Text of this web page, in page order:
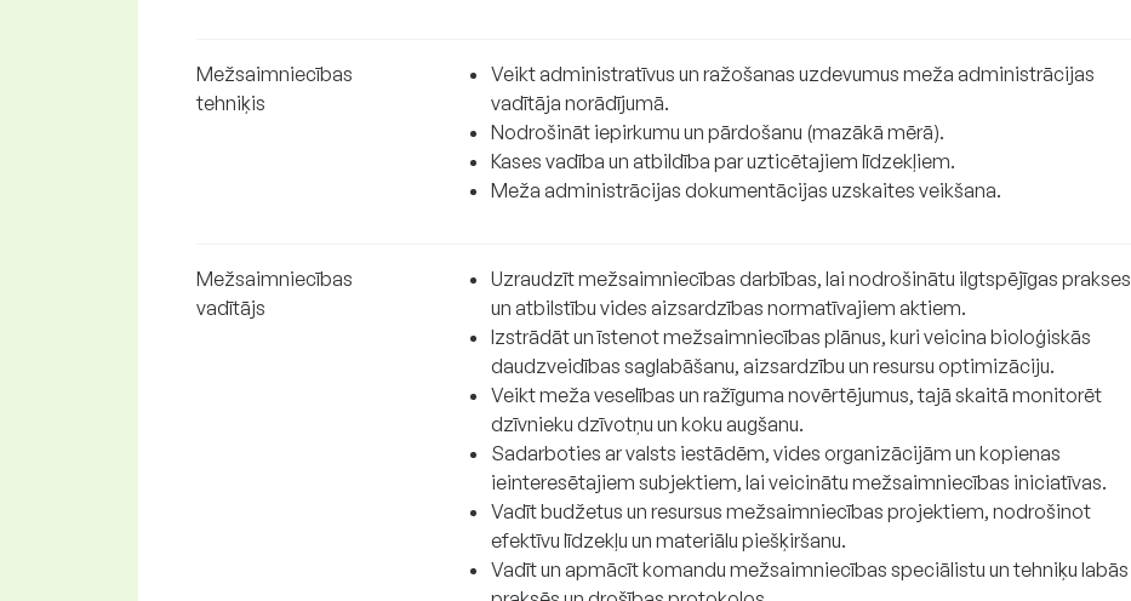
Mežsaimniecības
tehniķis
Veikt administratīvus un ražošanas uzdevumus meža administrācijas
vadītāja norādījumā.
Nodrošināt iepirkumu un pārdošanu (mazākā mērā).
Kases vadība un atbildība par uzticētajiem līdzekļiem.
Meža administrācijas dokumentācijas uzskaites veikšana.
Mežsaimniecības
vadītājs
Uzraudzīt mežsaimniecības darbības, lai nodrošinātu ilgtspējīgas prakses
un atbilstību vides aizsardzības normatīvajiem aktiem.
Izstrādāt un īstenot mežsaimniecības plānus, kuri veicina bioloģiskās
daudzveidības saglabāšanu, aizsardzību un resursu optimizāciju.
Veikt meža veselības un ražīguma novērtējumus, tajā skaitā monitorēt
dzīvnieku dzīvotņu un koku augšanu.
Sadarboties ar valsts iestādēm, vides organizācijām un kopienas
ieinteresētajiem subjektiem, lai veicinātu mežsaimniecības iniciatīvas.
Vadīt budžetus un resursus mežsaimniecības projektiem, nodrošinot
efektīvu līdzekļu un materiālu piešķiršanu.
Vadīt un apmācīt komandu mežsaimniecības speciālistu un tehniķu labās